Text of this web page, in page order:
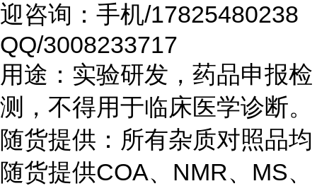
迎咨询：手机/17825480238
QQ/3008233717
用途：实验研发，药品申报检
测，不得用于临床医学诊断。
随货提供：所有杂质对照品均
随货提供COA、NMR、MS、